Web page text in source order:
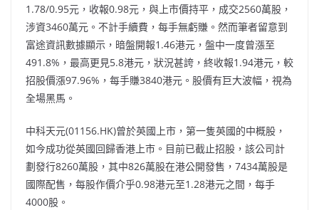
1.78/0.95元，收報0.98元，與上市價持平，成交2560萬股，
涉資3460萬元。不計手續費，每手無虧賺。然而筆者留意到
富途資訊數據顯示，暗盤開報1.46港元，盤中一度曾漲至
491.8%，最高更見5.8港元，狀況甚誇，終收報1.94港元，較
招股價漲97.96%，每手賺3840港元。股價有巨大波幅，視為
全場黑馬。
中科天元(01156.HK)曾於英國上市，第一隻英國的中概股，
如今成功從英國回歸香港上市。目前已截止招股，該公司計
劃發行8260萬股，其中826萬股在港公開發售，7434萬股是
國際配售，每股作價介乎0.98港元至1.28港元之間，每手
4000股。